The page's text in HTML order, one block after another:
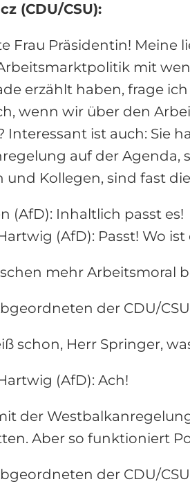
(CDU/CSU):
Frau Präsidentin! Meine
mit
erzählt haben, frage
wenn wir über den
Interessant ist auch: Sie
auf der Agenda,
und Kollegen, sind fast
(AfD): Inhaltlich passt es!
(AfD): Passt! Wo
mehr Arbeitsmoral
der CDU/
schon, Herr Springer,
(AfD): Ach!
der
Aber so funktioniert
der CDU/